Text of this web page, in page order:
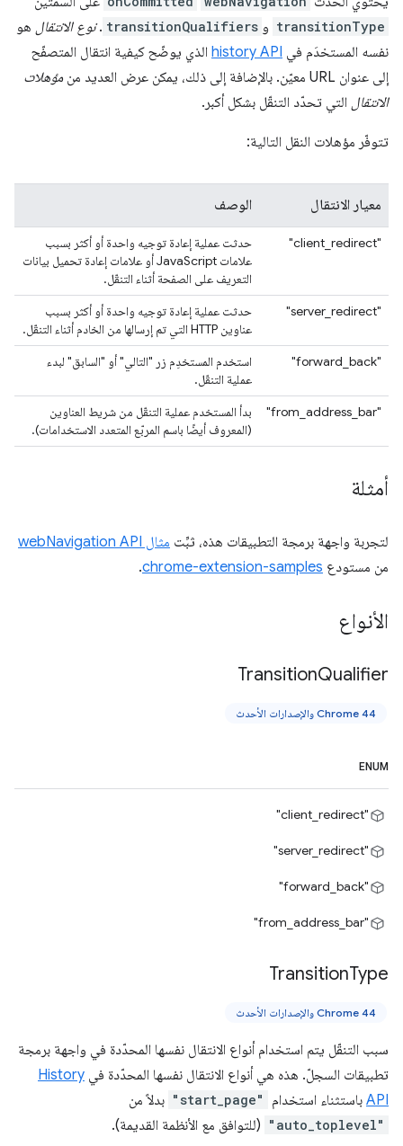
transitionType و transitionQualifiers
.نوع الانتقال هو
نفسه المستخدَم في history API الذي يوضّح كيفية انتقال المتصفّح
إلى عنوان URL معيّن. بالإضافة إلى ذلك، يمكن عرض العديد من
مؤهلات
الانتقال التي تحدّد التنقّل بشكل أكبر.
تتوفّر مؤهلات النقل التالية:
معيار الانتقال الوصف
"client_redirect"
حدثت عملية إعادة توجيه واحدة أو أكثر بسبب
علامات JavaScript أو علامات إعادة تحميل بيانات
التعريف على الصفحة أثناء التنقّل.
"server_redirect"
حدثت عملية إعادة توجيه واحدة أو أكثر بسبب
عناوين HTTP التي تم إرسالها من الخادم أثناء التنقّل.
"forward_back"
استخدم المستخدِم زر "التالي" أو "السابق" لبدء
عملية التنقّل.
"from_address_bar"
بدأ المستخدم عملية التنقّل من شريط العناوين
(المعروف أيضًا باسم المربّع المتعدد الاستخدامات).
أمثلة
لتجربة واجهة برمجة التطبيقات هذه، ثبِّت مثال webNavigation API
من مستودع chrome-extension-samples
.
الأنواع
TransitionQualifier
Chrome 44 والإصدارات الأحدث
ENUM
"client_redirect"
"server_redirect"
"forward_back"
"from_address_bar"
TransitionType
Chrome 44 والإصدارات الأحدث
سبب التنقّل يتم استخدام أنواع الانتقال نفسها المحدّدة في واجهة برمجة
تطبيقات السجلّ. هذه هي أنواع الانتقال نفسها المحدّدة في History
API باستثناء استخدام "start_page" بدلاً من
"auto_toplevel" (للتوافق مع الأنظمة القديمة).